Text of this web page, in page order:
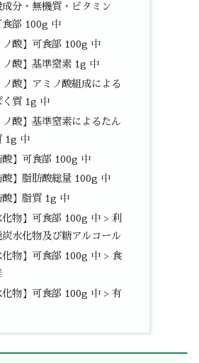
成分・無機質・ビタミン
食部 100g 中
ノ酸】可食部 100g 中
ノ酸】基準窒素 1g 中
ノ酸】アミノ酸組成による
く質 1g 中
ノ酸】基準窒素によるたん
1g 中
酸】可食部 100g 中
酸】脂肪酸総量 100g 中
酸】脂質 1g 中
化物】可食部 100g 中 > 利
炭水化物及び糖アルコール
化物】可食部 100g 中 > 食
化物】可食部 100g 中 > 有